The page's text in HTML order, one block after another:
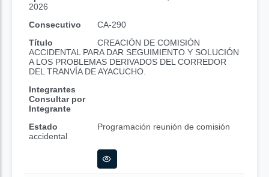
2026
Consecutivo
CA-290
Título
CREACIÓN DE COMISIÓN
ACCIDENTAL PARA DAR SEGUIMIENTO Y SOLUCIÓN
A LOS PROBLEMAS DERIVADOS DEL CORREDOR
DEL TRANVÍA DE AYACUCHO.
Integrantes
Consultar por
Integrante
Estado
Programación reunión de comisión
accidental